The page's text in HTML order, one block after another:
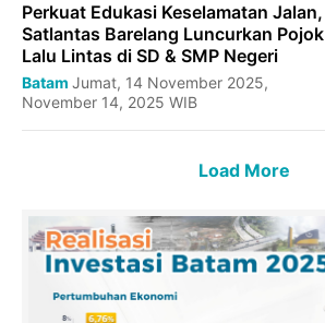
Perkuat Edukasi Keselamatan Jalan,
Satlantas Barelang Luncurkan Pojok
Lalu Lintas di SD & SMP Negeri
Batam Jumat, 14 November 2025,
November 14, 2025 WIB
Load More